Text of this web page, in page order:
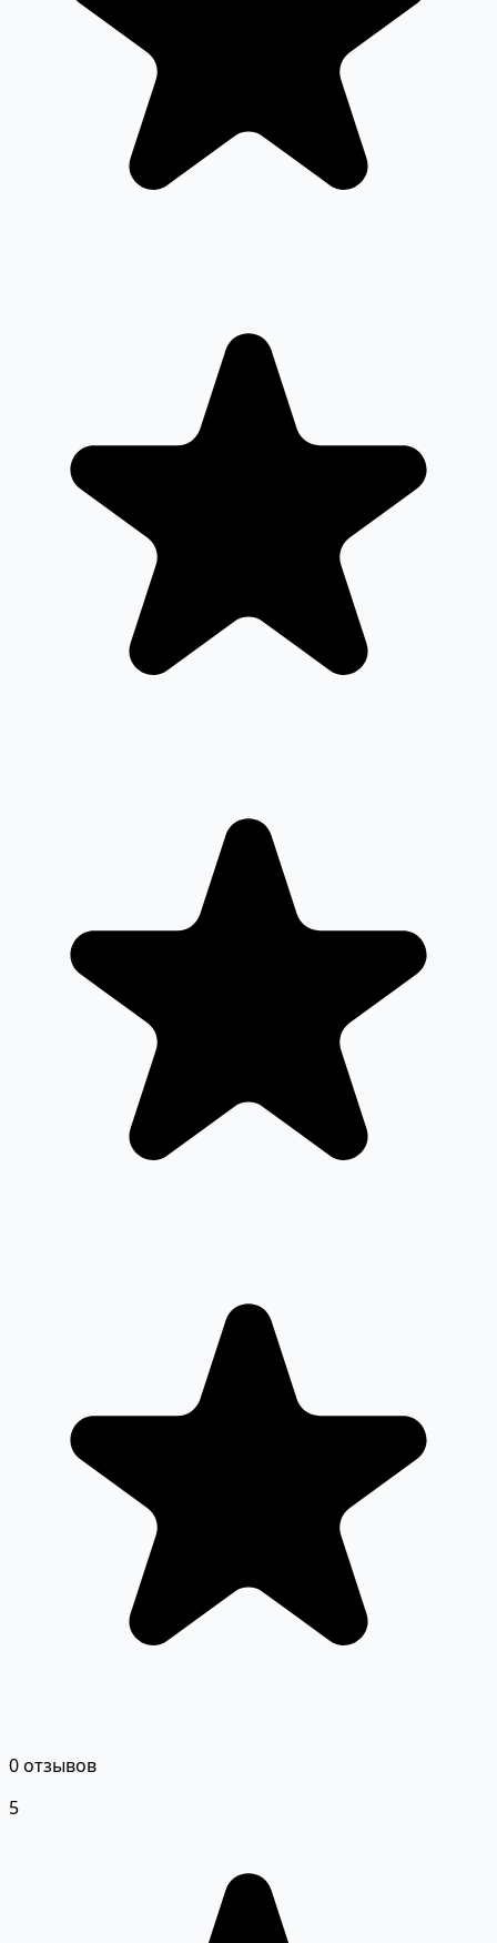
0 отзывов
5